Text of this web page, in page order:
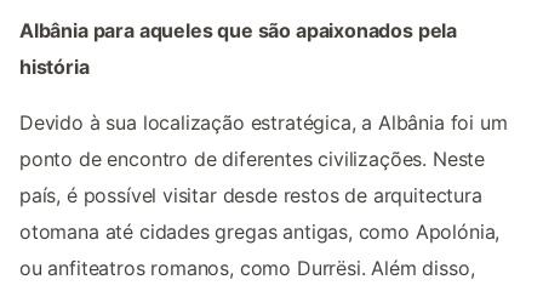
Albânia para aqueles que são apaixonados pela
história
Devido à sua localização estratégica, a Albânia foi um
ponto de encontro de diferentes civilizações. Neste
país, é possível visitar desde restos de arquitectura
otomana até cidades gregas antigas, como Apolónia,
ou anfiteatros romanos, como Durrësi. Além disso,